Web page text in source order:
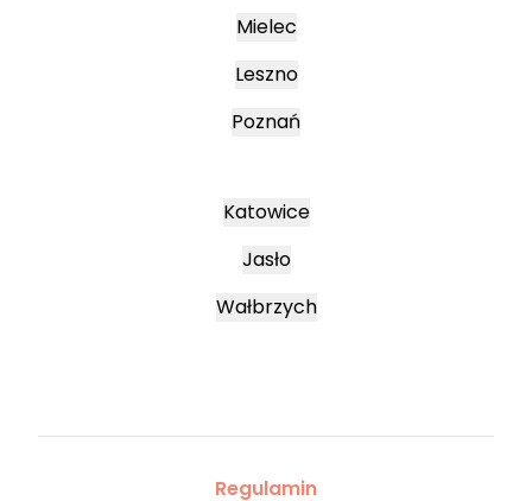
Mielec
Leszno
Poznań
Katowice
Jasło
Wałbrzych
Regulamin